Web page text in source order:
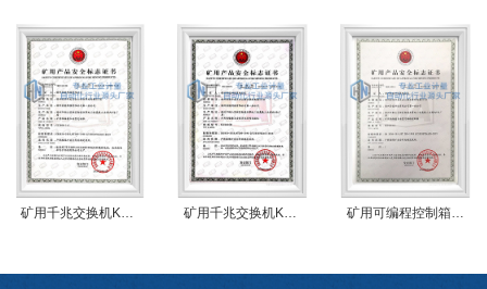
矿用千兆交换机KJJ660(A)安标证书 矿用千兆交换机KJJ660(B)安标证书 矿用可编程控制箱KXJ660(A)安标证书